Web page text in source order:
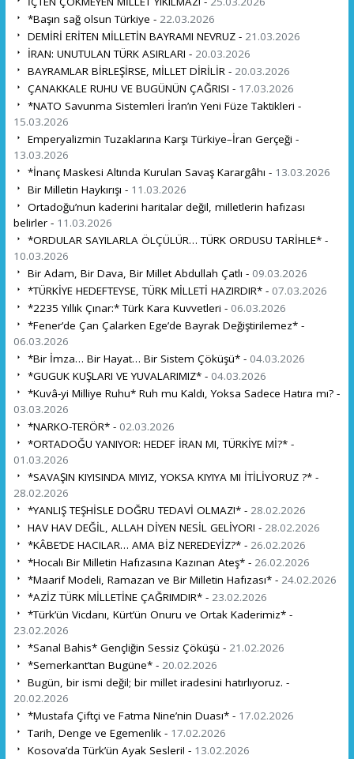
*Başın sağ olsun Türkiye - 22.03.2026
DEMİRİ ERİTEN MİLLETİN BAYRAMI NEVRUZ - 21.03.2026
İRAN: UNUTULAN TÜRK ASIRLARI - 20.03.2026
BAYRAMLAR BİRLEŞİRSE, MİLLET DİRİLİR - 20.03.2026
ÇANAKKALE RUHU VE BUGÜNÜN ÇAĞRISI - 17.03.2026
*NATO Savunma Sistemleri İran’ın Yeni Füze Taktikleri -
15.03.2026
Emperyalizmin Tuzaklarına Karşı Türkiye–İran Gerçeği -
13.03.2026
*İnanç Maskesi Altında Kurulan Savaş Karargâhı - 13.03.2026
Bir Milletin Haykırışı - 11.03.2026
Ortadoğu’nun kaderini haritalar değil, milletlerin hafızası
belirler - 11.03.2026
*ORDULAR SAYILARLA ÖLÇÜLÜR… TÜRK ORDUSU TARİHLE* -
10.03.2026
Bir Adam, Bir Dava, Bir Millet Abdullah Çatlı - 09.03.2026
*TÜRKİYE HEDEFTEYSE, TÜRK MİLLETİ HAZIRDIR* - 07.03.2026
*2235 Yıllık Çınar:* Türk Kara Kuvvetleri - 06.03.2026
*Fener’de Çan Çalarken Ege’de Bayrak Değiştirilemez* -
06.03.2026
*Bir İmza… Bir Hayat… Bir Sistem Çöküşü* - 04.03.2026
*GUGUK KUŞLARI VE YUVALARIMIZ* - 04.03.2026
*Kuvâ-yi Milliye Ruhu* Ruh mu Kaldı, Yoksa Sadece Hatıra mı? -
03.03.2026
*NARKO-TERÖR* - 02.03.2026
*ORTADOĞU YANIYOR: HEDEF İRAN MI, TÜRKİYE Mİ?* -
01.03.2026
*SAVAŞIN KIYISINDA MIYIZ, YOKSA KIYIYA MI İTİLİYORUZ ?* -
28.02.2026
*YANLIŞ TEŞHİSLE DOĞRU TEDAVİ OLMAZ!* - 28.02.2026
HAV HAV DEĞİL, ALLAH DİYEN NESİL GELİYOR! - 28.02.2026
*KÂBE’DE HACILAR… AMA BİZ NEREDEYİZ?* - 26.02.2026
*Hocalı Bir Milletin Hafızasına Kazınan Ateş* - 26.02.2026
*Maarif Modeli, Ramazan ve Bir Milletin Hafızası* - 24.02.2026
*AZİZ TÜRK MİLLETİNE ÇAĞRIMDIR* - 23.02.2026
*Türk’ün Vicdanı, Kürt’ün Onuru ve Ortak Kaderimiz* -
23.02.2026
*Sanal Bahis* Gençliğin Sessiz Çöküşü - 21.02.2026
*Semerkant’tan Bugüne* - 20.02.2026
Bugün, bir ismi değil; bir millet iradesini hatırlıyoruz. -
20.02.2026
*Mustafa Çiftçi ve Fatma Nine’nin Duası* - 17.02.2026
Tarih, Denge ve Egemenlik - 17.02.2026
Kosova’da Türk’ün Ayak Sesleri! - 13.02.2026